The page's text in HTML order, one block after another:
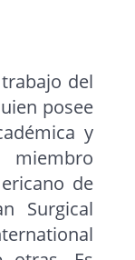
del
posee
y
de
Surgical